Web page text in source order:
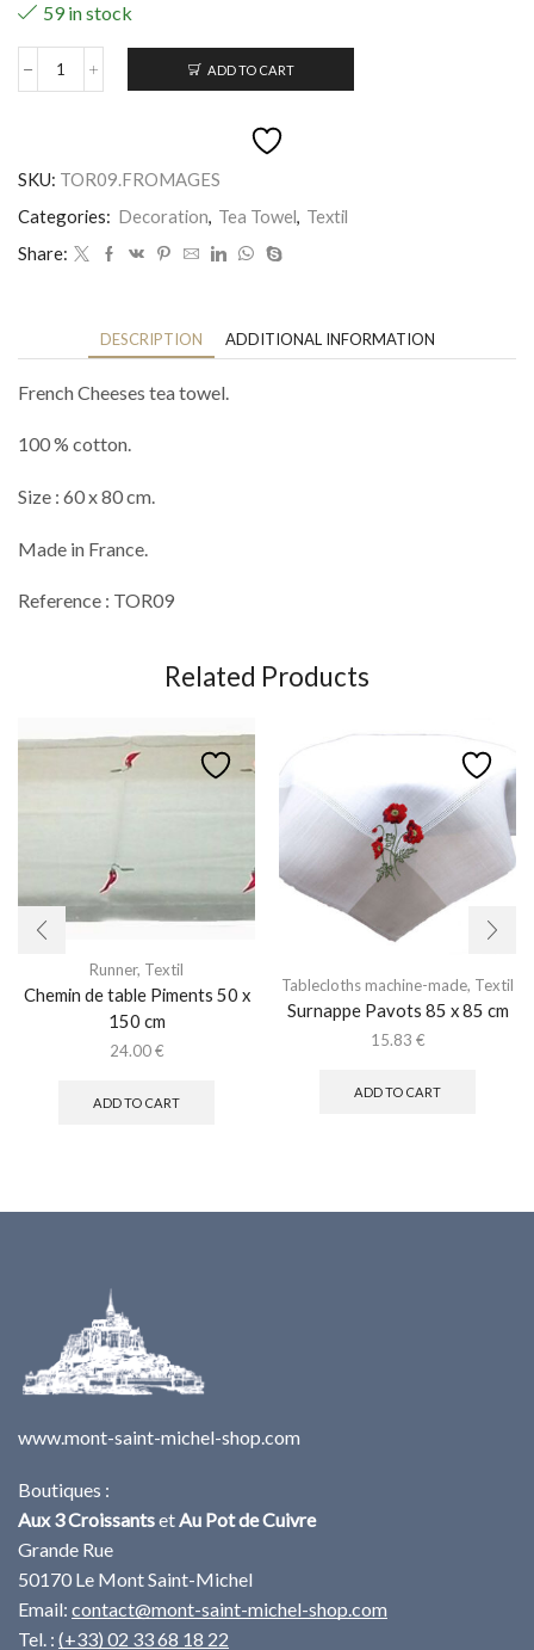
59 in stock
Torchon
ADD TO CART
SKU: TOR09.FROMAGES
Categories: Decoration, Tea Towel, Textil
Share:
DESCRIPTION ADDITIONAL INFORMATION
French Cheeses tea towel.
100 % cotton.
Size : 60 x 80 cm.
Made in France.
Reference : TOR09
Related Products
Runner, Textil
Chemin de table Piments 50 x
150 cm
24.00€
ADD TO CART
Tablecloths machine-made, Textil
Surnappe Pavots 85 x 85 cm
15.83 €
ADD TO CART
www.mont-saint-michel-shop.com
Boutiques :
Aux 3 Croissantset Au Pot de Cuivre
Grande Rue
50170 Le Mont Saint-Michel
Email: contact@mont-saint-michel-shop.com
Tel. : (+33) 02 33 68 18 22